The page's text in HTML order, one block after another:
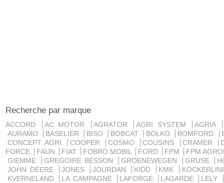
Recherche par marque
ACCORD AC MOTOR AGRATOR AGRI SYSTEM
AGRIA
AURAMO
BASELIER BISO BOBCAT BOLKO BOMFORD
CONCEPT AGRI
COOPER COSMO COUSINS CRAMER
FORCE
FAUN FIAT FOBRO MOBIL FORD FPM
FPM
GIEMME
GREGOIRE BESSON GROENEWEGEN GRUSE
JOHN DEERE
JONES JOURDAN KIDD KMK
KVERNELAND
LA CAMPAGNE LAFORGE LAGARDE
LELY